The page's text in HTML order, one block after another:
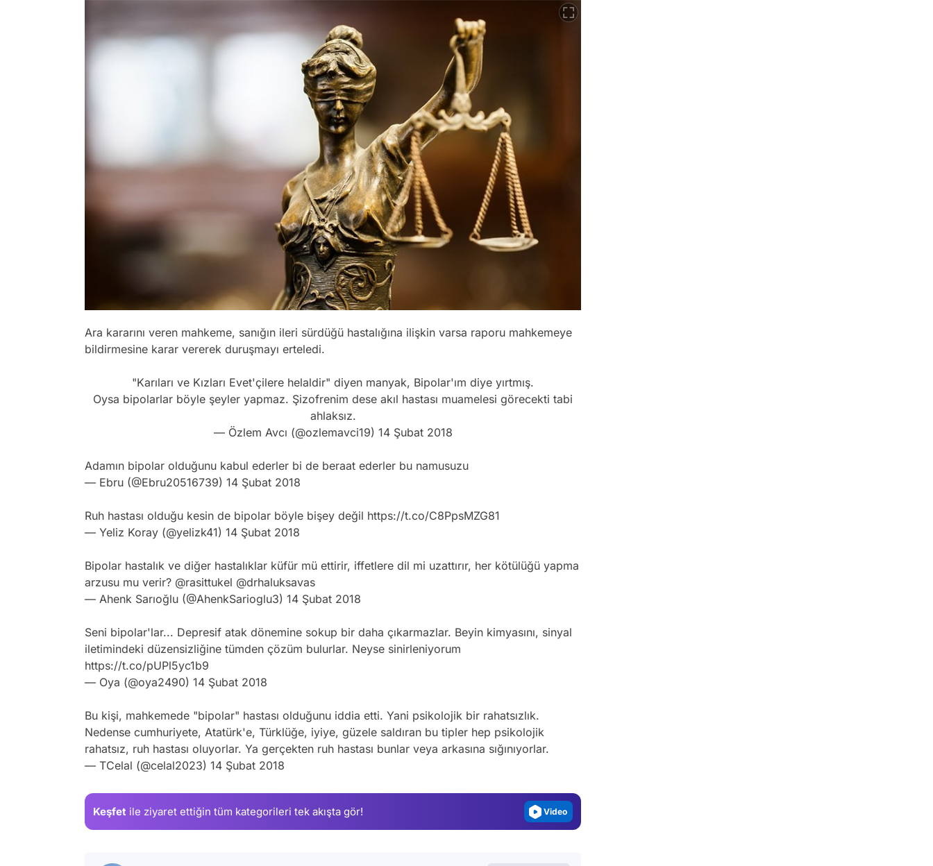
Ara kararını veren mahkeme, sanığın ileri sürdüğü hastalığına ilişkin varsa raporu mahkemeye
bildirmesine karar vererek duruşmayı erteledi.
"Karıları ve Kızları Evet'çilere helaldir" diyen manyak, Bipolar'ım diye yırtmış.
Oysa bipolarlar böyle şeyler yapmaz. Şizofrenim dese akıl hastası muamelesi görecekti tabi
ahlaksız.
— Özlem Avcı (@ozlemavci19) 14 Şubat 2018
Adamın bipolar olduğunu kabul ederler bi de beraat ederler bu namusuzu
— Ebru (@Ebru20516739) 14 Şubat 2018
Ruh hastası olduğu kesin de bipolar böyle bişey değil https://t.co/C8PpsMZG81
— Yeliz Koray (@yelizk41) 14 Şubat 2018
Bipolar hastalık ve diğer hastalıklar küfür mü ettirir, iffetlere dil mi uzattırır, her kötülüğü yapma
arzusu mu verir? @rasittukel @drhaluksavas
— Ahenk Sarıoğlu (@AhenkSarioglu3) 14 Şubat 2018
Seni bipolar'lar... Depresif atak dönemine sokup bir daha çıkarmazlar. Beyin kimyasını, sinyal
iletimindeki düzensizliğine tümden çözüm bulurlar. Neyse sinirleniyorum
https://t.co/pUPl5yc1b9
— Oya (@oya2490) 14 Şubat 2018
Bu kişi, mahkemede "bipolar" hastası olduğunu iddia etti. Yani psikolojik bir rahatsızlık.
Nedense cumhuriyete, Atatürk'e, Türklüğe, iyiye, güzele saldıran bu tipler hep psikolojik
rahatsız, ruh hastası oluyorlar. Ya gerçekten ruh hastası bunlar veya arkasına sığınıyorlar.
— TCelal (@celal2023) 14 Şubat 2018
Keşfet ile ziyaret ettiğin tüm kategorileri tek akışta gör! Video